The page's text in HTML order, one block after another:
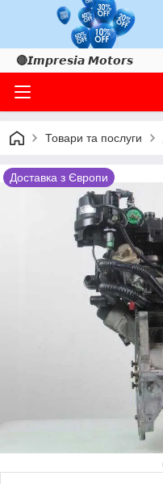
🔴𝙄𝙢𝙥𝙧𝙚𝙨𝙞𝙖 𝙈𝙤𝙩𝙤𝙧𝙨
Товари та послуги
Доставка з Європи